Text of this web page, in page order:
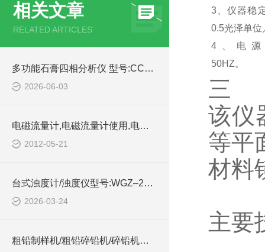
相关文章
RELATED ARTICLES
多功能石膏四相分析仪 型号:CC77-CS-929GL的详细介绍
2026-06-03
电磁流量计,电磁流量计使用,电磁流量计选购,电磁流量计厂家
2012-05-21
台式浊度计/浊度仪型号:WGZ–200S的简单介绍
2026-03-24
粗铅制样机/粗铅碎铅机/碎铅机的技术介绍
3、仪器稳
0.5光泽单位
4、电源
50HZ。
三
该仪
等平
材料
主要